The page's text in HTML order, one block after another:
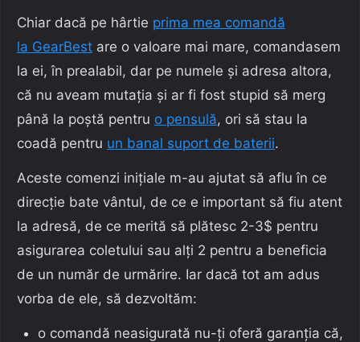
Chiar dacă pe hârtie prima mea comandă
la GearBest are o valoare mai mare, comandasem
la ei, în prealabil, dar pe numele și adresa altora,
că nu aveam mutația și ar fi fost stupid să merg
până la poștă pentru o pensulă, ori să stau la
coadă pentru un banal suport de baterii.
Aceste comenzi inițiale m-au ajutat să aflu în ce
direcție bate vântul, de ce e important să fiu atent
la adresă, de ce merită să plătesc 2-3$ pentru
asigurarea coletului sau alți 2 pentru a beneficia
de un număr de urmărire. Iar dacă tot am adus
vorba de ele, să dezvoltăm:
o comandă neasigurată nu-ți oferă garanția că,